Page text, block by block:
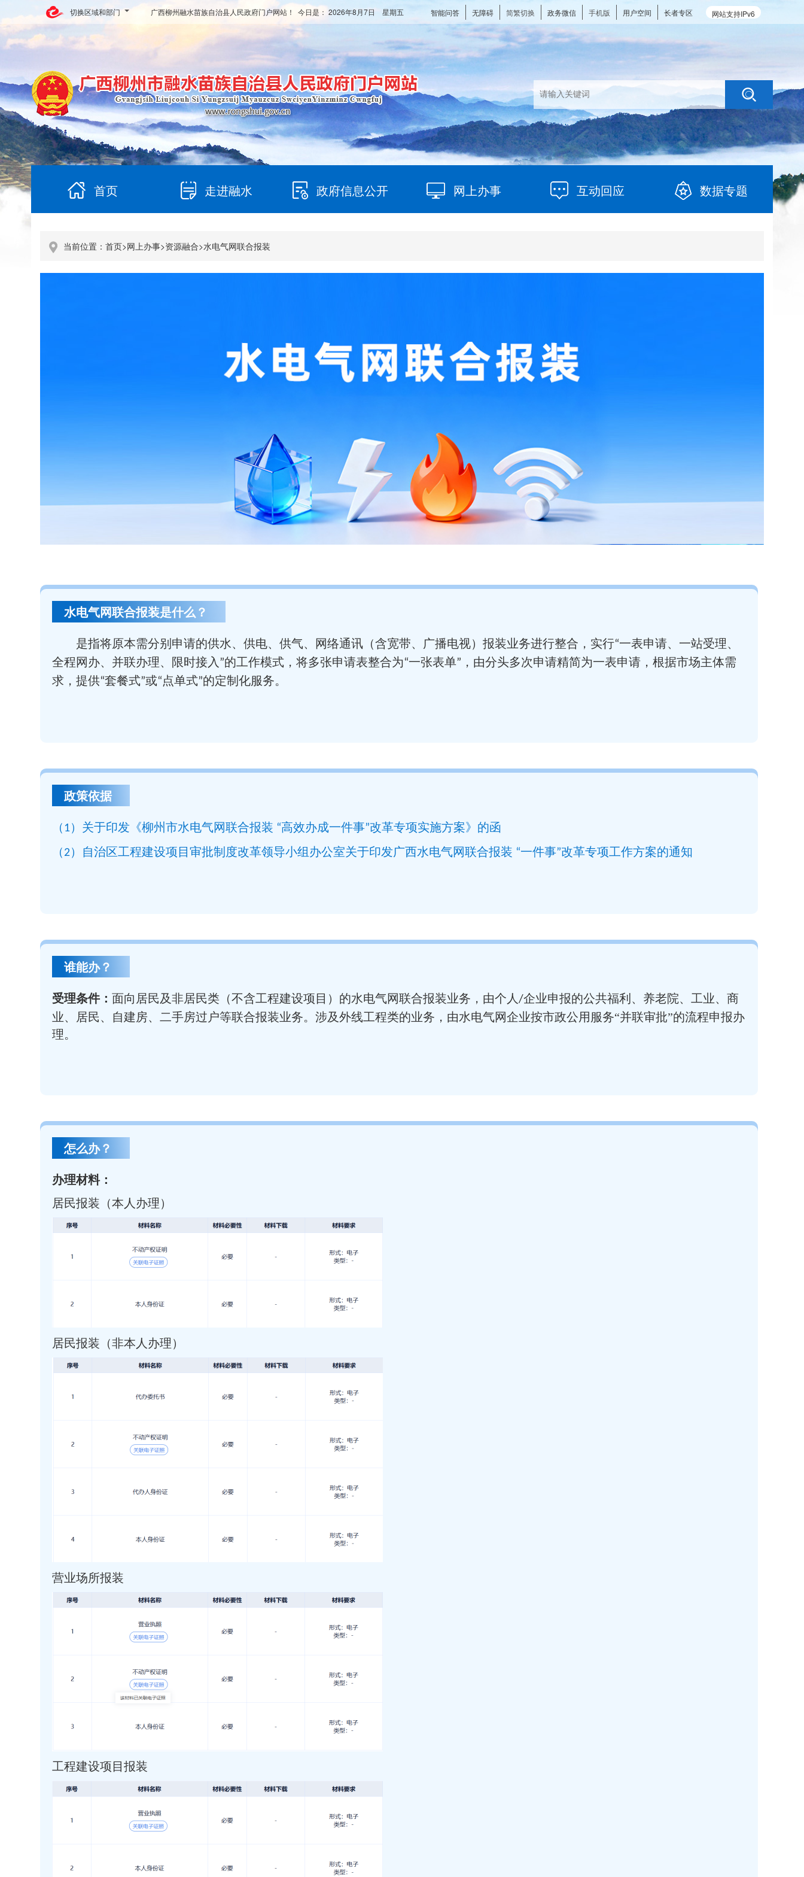
切换区域和部门 网站支持IPv6
智能问答 无障碍 简繁切换 政务微信 手机版 用户空间 长者专区
广西柳州融水苗族自治县人民政府门户网站！ 今日是： 2026年8月7日 星期五
首页 走进融水 政府信息公开 网上办事 互动回应 数据专题
当前位置： 首页>网上办事>资源融合>水电气网联合报装
水电气网联合报装是什么？
是指将原本需分别申请的供水、供电、供气、网络通讯（含宽带、广播电视）报装业务进行整合，实行“一表申请、一站受理、
全程网办、并联办理、限时接入”的工作模式，将多张申请表整合为“一张表单”，由分头多次申请精简为一表申请，根据市场主体需
求，提供“套餐式”或“点单式”的定制化服务。
政策依据
（1）关于印发《柳州市水电气网联合报装 “高效办成一件事”改革专项实施方案》的函
（2）自治区工程建设项目审批制度改革领导小组办公室关于印发广西水电气网联合报装 “一件事”改革专项工作方案的通知
谁能办？
受理条件： 面向居民及非居民类（不含工程建设项目）的水电气网联合报装业务，由个人 /企业申报的公共福利、养老院、工业、商
业、居民、自建房、二手房过户等联合报装业务。涉及外线工程类的业务，由水电气网企业按市政公用服务“并联审批”的流程申报办
理。
怎么办？
办理材料：
居民报装（本人办理）
居民报装（非本人办理）
营业场所报装
工程建设项目报装